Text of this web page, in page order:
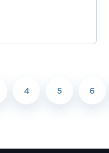
4 5 6